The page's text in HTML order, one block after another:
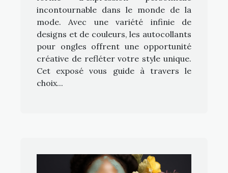
incontournable dans le monde de la
mode. Avec une variété infinie de
designs et de couleurs, les autocollants
pour ongles offrent une opportunité
créative de refléter votre style unique.
Cet exposé vous guide à travers le
choix...